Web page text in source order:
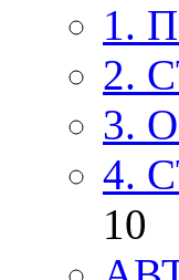
1.
2.
3.
4.
10